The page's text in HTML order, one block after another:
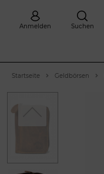
Suchen
Anmelden
Startseite Geldbörsen